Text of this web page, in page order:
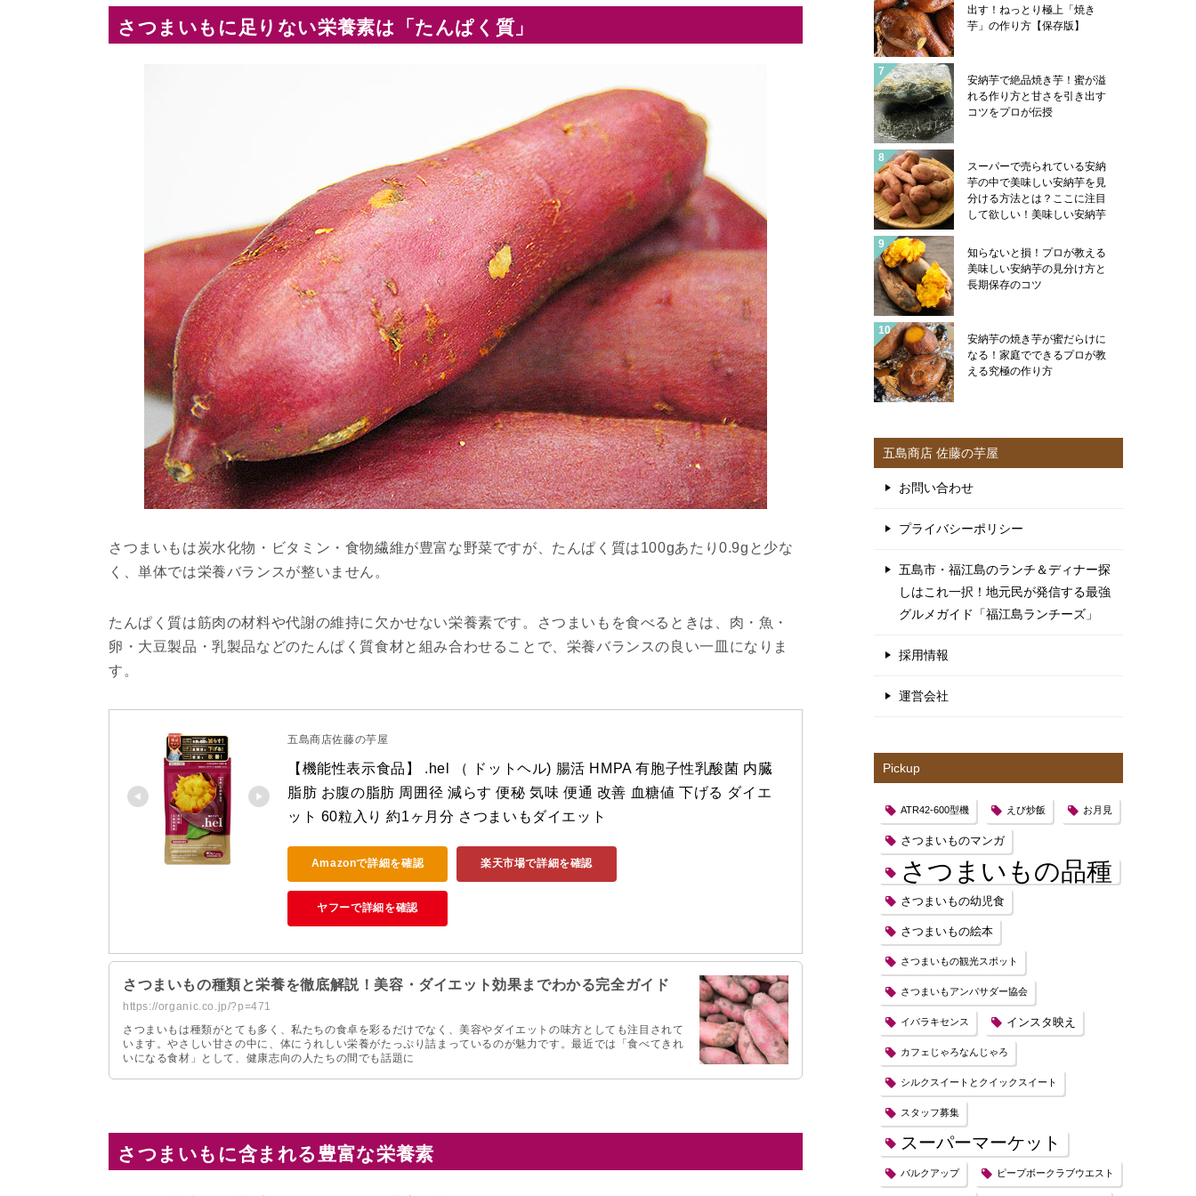
さつまいもに足りない栄養素は「たんぱく質」
さつまいもは炭水化物・ビタミン・食物繊維が豊富な野菜ですが、たんぱく質は100gあたり0.9gと少な
く、単体では栄養バランスが整いません。
たんぱく質は筋肉の材料や代謝の維持に欠かせない栄養素です。さつまいもを食べるときは、肉・魚・
卵・大豆製品・乳製品などのたんぱく質食材と組み合わせることで、栄養バランスの良い一皿になりま
す。
五島商店佐藤の芋屋
【機能性表示食品】 .hel （ ドットヘル) 腸活 HMPA 有胞子性乳酸菌 内臓
脂肪 お腹の脂肪 周囲径 減らす 便秘 気味 便通 改善 血糖値 下げる ダイエ
ット 60粒入り 約1ヶ月分 さつまいもダイエット
Amazonで詳細を確認 楽天市場で詳細を確認
ヤフーで詳細を確認
さつまいもの種類と栄養を徹底解説！美容・ダイエット効果までわかる完全ガイド
https://organic.co.jp/?p=471
さつまいもは種類がとても多く、私たちの食卓を彩るだけでなく、美容やダイエットの味方としても注目されて
います。やさしい甘さの中に、体にうれしい栄養がたっぷり詰まっているのが魅力です。最近では「食べてきれ
いになる食材」として、健康志向の人たちの間でも話題に
さつまいもに含まれる豊富な栄養素
出す！ねっとり極上「焼き
芋」の作り方【保存版】
安納芋で絶品焼き芋！蜜が溢
れる作り方と甘さを引き出す
コツをプロが伝授
スーパーで売られている安納
芋の中で美味しい安納芋を見
分ける方法とは？ここに注目
して欲しい！美味しい安納芋
す！安納芋を美味しく食べる
コツも紹介
知らないと損！プロが教える
美味しい安納芋の見分け方と
長期保存のコツ
安納芋の焼き芋が蜜だらけに
なる！家庭でできるプロが教
える究極の作り方
五島商店 佐藤の芋屋
お問い合わせ
プライバシーポリシー
五島市・福江島のランチ＆ディナー探
しはこれ一択！地元民が発信する最強
グルメガイド「福江島ランチーズ」
採用情報
運営会社
Pickup
ATR42-600型機 えび炒飯 お月見
さつまいものマンガ
さつまいもの品種
さつまいもの幼児食
さつまいもの絵本
さつまいもの観光スポット
さつまいもアンバサダー協会
イバラキセンス インスタ映え
カフェじゃろなんじゃろ
シルクスイートとクイックスイート
スタッフ募集
スーパーマーケット
バルクアップ ピープボークラブウエスト